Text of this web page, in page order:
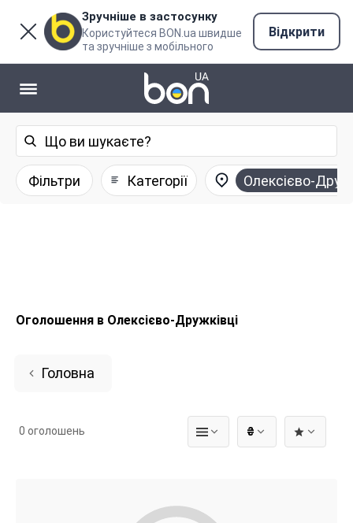
Зручніше в застосунку
Користуйтеся BON.ua швидше
та зручніше з мобільного
Відкрити
Фільтри Категорії Олексієво-
Оголошення в Олексієво-Дружківці
Головна
₴
0 оголошень